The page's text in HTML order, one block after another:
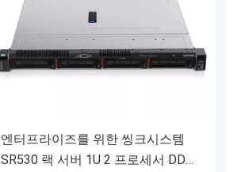
엔터프라이즈를 위한 씽크시스템
SR530 랙 서버 1U 2 프로세서 DDR4